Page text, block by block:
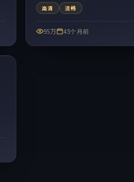
高清 流畅
95万 45个月前